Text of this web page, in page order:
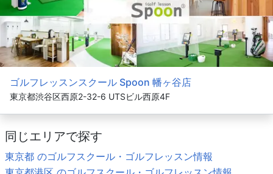
ゴルフレッスンスクール Spoon 幡ヶ谷店
東京都渋谷区西原2-32-6 UTSビル西原4F
同じエリアで探す
東京都 のゴルフスクール・ゴルフレッスン情報